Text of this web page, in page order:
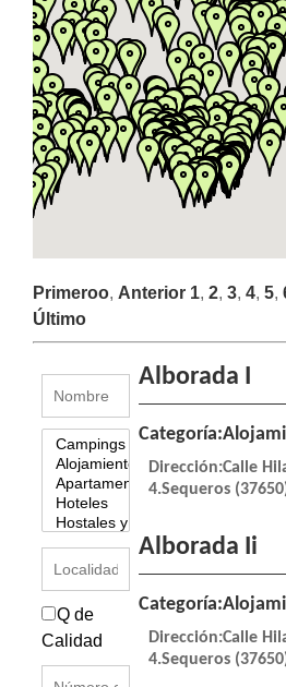
NAVEGACIÓN
Primeroo, Anterior 1, 2, 3, 4, 5,
Último
Q de
Calidad
Alborada I
Dirección:Calle
4.Sequeros
Alborada Ii
Dirección:Calle
4.Sequeros